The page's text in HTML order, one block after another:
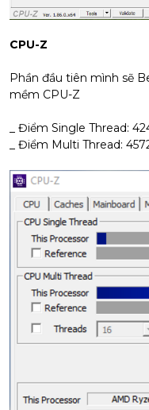
CPU-Z
Phần đầu tiên mình sẽ
mềm CPU-Z
_ Điểm Single Thread:
_ Điểm Multi Thread: